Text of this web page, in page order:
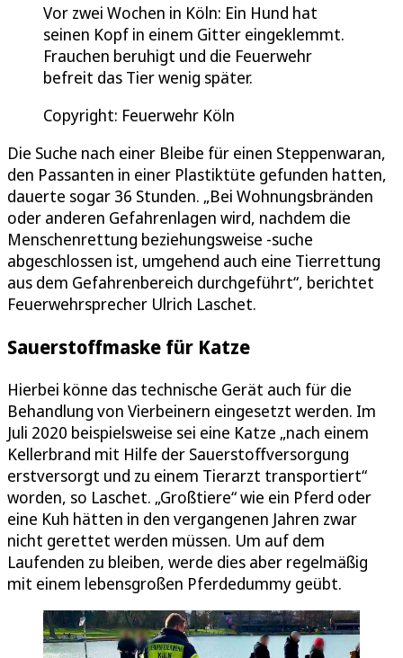
Vor zwei Wochen in Köln: Ein Hund hat
seinen Kopf in einem Gitter eingeklemmt.
Frauchen beruhigt und die Feuerwehr
befreit das Tier wenig später.
Copyright: Feuerwehr Köln
Die Suche nach einer Bleibe für einen Steppenwaran,
den Passanten in einer Plastiktüte gefunden hatten,
dauerte sogar 36 Stunden. „Bei Wohnungsbränden
oder anderen Gefahrenlagen wird, nachdem die
Menschenrettung beziehungsweise -suche
abgeschlossen ist, umgehend auch eine Tierrettung
aus dem Gefahrenbereich durchgeführt“, berichtet
Feuerwehrsprecher Ulrich Laschet.
Sauerstoffmaske für Katze
Hierbei könne das technische Gerät auch für die
Behandlung von Vierbeinern eingesetzt werden. Im
Juli 2020 beispielsweise sei eine Katze „nach einem
Kellerbrand mit Hilfe der Sauerstoffversorgung
erstversorgt und zu einem Tierarzt transportiert“
worden, so Laschet. „Großtiere“ wie ein Pferd oder
eine Kuh hätten in den vergangenen Jahren zwar
nicht gerettet werden müssen. Um auf dem
Laufenden zu bleiben, werde dies aber regelmäßig
mit einem lebensgroßen Pferdedummy geübt.